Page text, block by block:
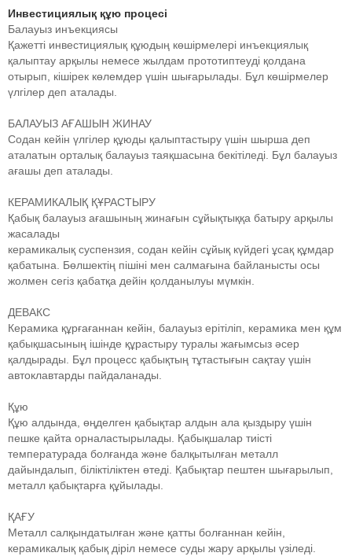
Инвестициялық құю процесі
Балауыз инъекциясы
Қажетті инвестициялық құюдың көшірмелері инъекциялық
қалыптау арқылы немесе жылдам прототиптеуді қолдана
отырып, кішірек көлемдер үшін шығарылады. Бұл көшірмелер
үлгілер деп аталады.
БАЛАУЫЗ АҒАШЫН ЖИНАУ
Содан кейін үлгілер құюды қалыптастыру үшін шырша деп
аталатын орталық балауыз таяқшасына бекітіледі. Бұл балауыз
ағашы деп аталады.
КЕРАМИКАЛЫҚ ҚҰРАСТЫРУ
Қабық балауыз ағашының жинағын сұйықтыққа батыру арқылы
жасалады
керамикалық суспензия, содан кейін сұйық күйдегі ұсақ құмдар
қабатына. Бөлшектің пішіні мен салмағына байланысты осы
жолмен сегіз қабатқа дейін қолданылуы мүмкін.
ДЕВАКС
Керамика құрғағаннан кейін, балауыз ерітіліп, керамика мен құм
қабықшасының ішінде құрастыру туралы жағымсыз әсер
қалдырады. Бұл процесс қабықтың тұтастығын сақтау үшін
автоклавтарды пайдаланады.
Құю
Құю алдында, өңделген қабықтар алдын ала қыздыру үшін
пешке қайта орналастырылады. Қабықшалар тиісті
температурада болғанда және балқытылған металл
дайындалып, біліктіліктен өтеді. Қабықтар пештен шығарылып,
металл қабықтарға құйылады.
ҚАҒУ
Металл салқындатылған және қатты болғаннан кейін,
керамикалық қабық діріл немесе суды жару арқылы үзіледі.